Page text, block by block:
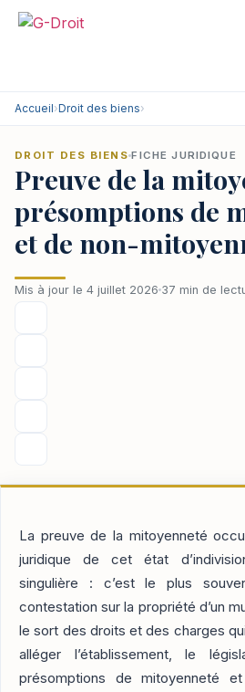
Aller
Accueil›Droit des biens›
DROIT DES BIENS FICHE JURIDIQUE
Preuve de la
présomptions de
et de non-
Mis à jour le 4 juillet 2026 37 min de
La preuve de la mitoyenneté
juridique de cet état
singulière : c’est le plus
contestation sur la propriété d’un
le sort des droits et des charges
alléger l’établissement, le
présomptions de mitoyenneté